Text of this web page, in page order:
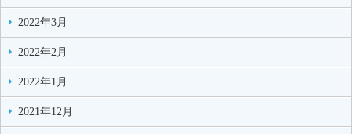
2022年3月
2022年2月
2022年1月
2021年12月